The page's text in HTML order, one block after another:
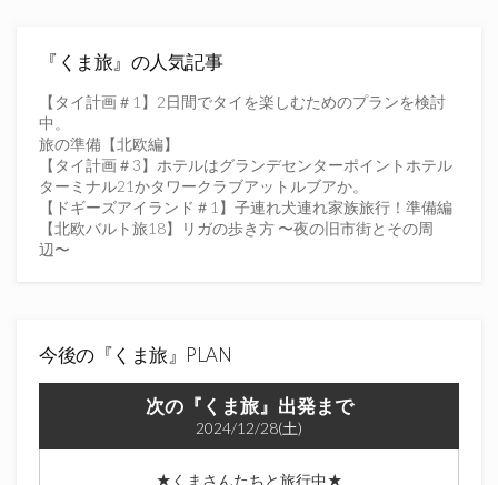
を
力
し
て
く
だ
さ
い
『くま旅』の人気記事
【タイ計画＃1】2日間でタイを楽しむためのプランを検討
中。
旅の準備【北欧編】
【タイ計画＃3】ホテルはグランデセンターポイントホテル
ターミナル21かタワークラブアットルブアか。
【ドギーズアイランド＃1】子連れ犬連れ家族旅行！準備編
【北欧バルト旅18】リガの歩き方 〜夜の旧市街とその周
辺〜
今後の『くま旅』PLAN
次の『くま旅』出発まで
2024/12/28(土)
★くまさんたちと旅行中★